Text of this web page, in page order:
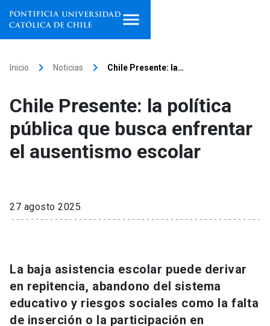
Facultades, escuelas e
institutos
Investigación
Extensión
Universidad
Información para keyboard_arrow_down
Inicio keyboard_arrow_right Noticias keyboard_arrow_right Chile Presente: la…
Chile Presente: la política
pública que busca enfrentar
el ausentismo escolar
27 agosto 2025
La baja asistencia escolar puede derivar
en repitencia, abandono del sistema
educativo y riesgos sociales como la falta
de inserción o la participación en